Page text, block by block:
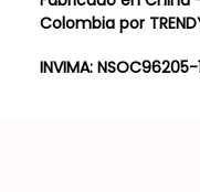
Colombia por
INVIMA: